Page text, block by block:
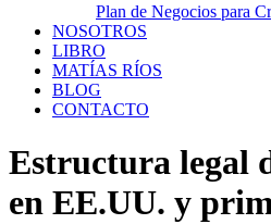
Plan de Negocios para
NOSOTROS
LIBRO
MATÍAS RÍOS
BLOG
CONTACTO
Estructura legal
en EE.UU. y